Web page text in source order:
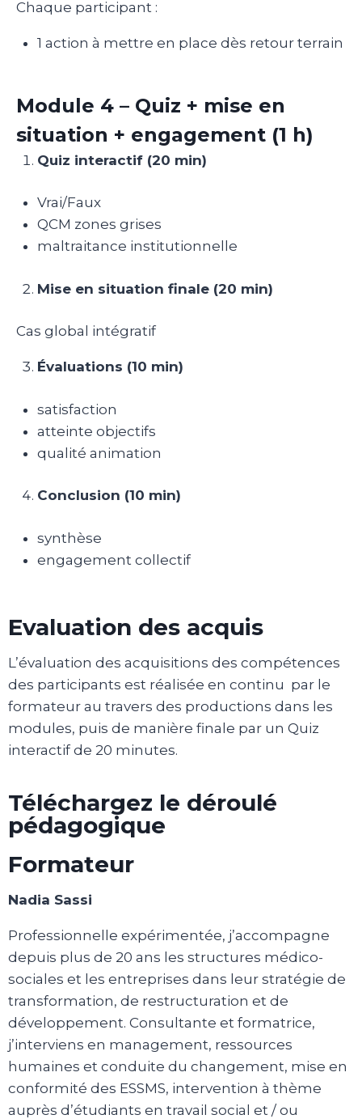
Chaque participant :
1 action à mettre en place dès retour terrain
Module 4 – Quiz + mise en
situation + engagement (1 h)
Quiz interactif (20 min)
Vrai/Faux
QCM zones grises
maltraitance institutionnelle
Mise en situation finale (20 min)
Cas global intégratif
Évaluations (10 min)
satisfaction
atteinte objectifs
qualité animation
Conclusion (10 min)
synthèse
engagement collectif
Evaluation des acquis
L’évaluation des acquisitions des compétences
des participants est réalisée en continu par le
formateur au travers des productions dans les
modules, puis de manière finale par un Quiz
interactif de 20 minutes.
Téléchargez le déroulé
pédagogique​
Formateur
Nadia Sassi
Professionnelle expérimentée, j’accompagne
depuis plus de 20 ans les structures médico-
sociales et les entreprises dans leur stratégie de
transformation, de restructuration et de
développement. Consultante et formatrice,
j’interviens en management, ressources
humaines et conduite du changement, mise en
conformité des ESSMS, intervention à thème
auprès d’étudiants en travail social et / ou